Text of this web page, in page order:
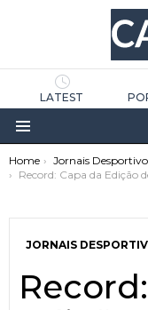
LATEST
Menu
You are here:
Home
Jornais
Record: Capa da Edição
JORNAIS